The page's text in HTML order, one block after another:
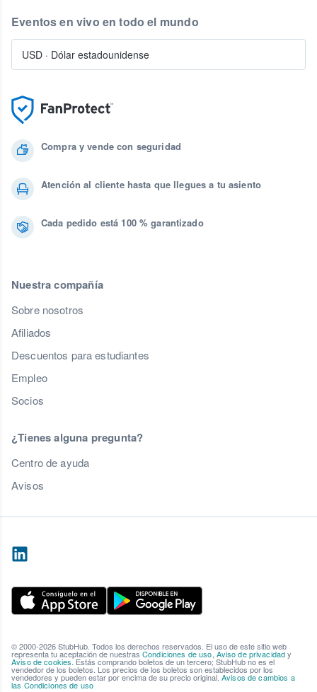
Compra y vende con seguridad
Atención al cliente hasta que llegues a tu asiento
Cada pedido está 100 % garantizado
Nuestra compañía
Sobre nosotros
Afiliados
Descuentos para estudiantes
Empleo
Socios
¿Tienes alguna pregunta?
Centro de ayuda
Avisos
Eventos en vivo en todo el mundo
USD · Dólar estadounidense
© 2000-2026 StubHub. Todos los derechos reservados. El uso de este sitio web
representa tu aceptación de nuestrasCondiciones de uso,Aviso de privacidady
Aviso de cookies. Estás comprando boletos de un tercero; StubHub no es el
vendedor de los boletos. Los precios de los boletos son establecidos por los
vendedores y pueden estar por encima de su precio original.Avisos de cambios a
las Condiciones de uso